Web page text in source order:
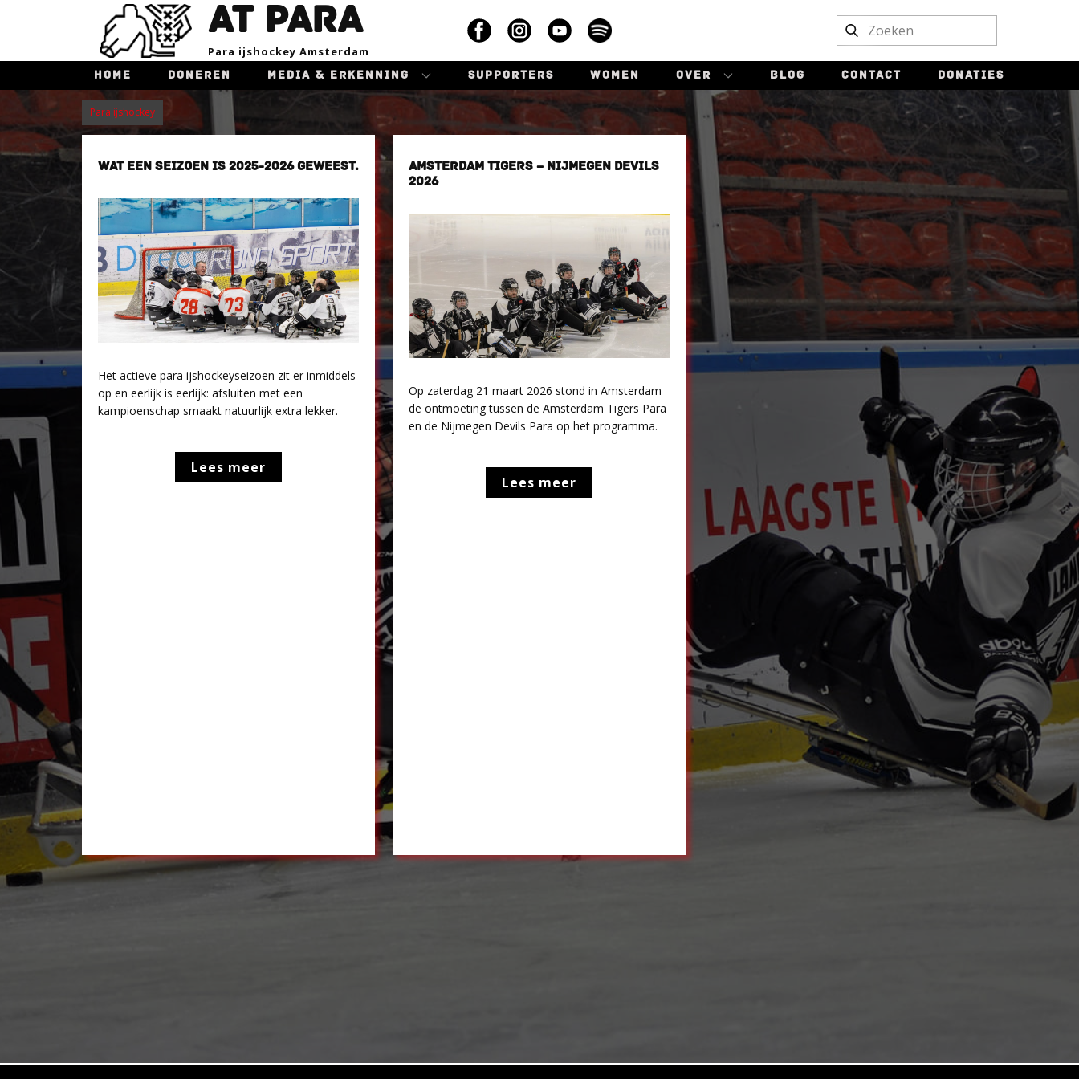
AT PARA
Para ijsho​ckey Amsterdam
HOME DONEREN MEDIA & ERKENNING SUPPORTERS WOMEN OVER BLOG CONTACT DONATIES
Para ijshockey
WAT EEN SEIZOEN IS 2025-2026 GEWEEST.
Het actieve para ijshockeyseizoen zit er inmiddels
op en eerlijk is eerlijk: afsluiten met een
kampioenschap smaakt natuurlijk extra lekker.
Lees meer
AMSTERDAM TIGERS – NIJMEGEN DEVILS
2026
Op zaterdag 21 maart 2026 stond in Amsterdam
de ontmoeting tussen de Amsterdam Tigers Para
en de Nijmegen Devils Para op het programma.
Lees meer